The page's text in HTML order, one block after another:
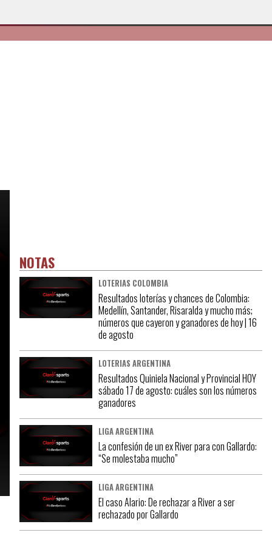
NOTAS
LOTERIAS COLOMBIA
Resultados loterías y chances de Colombia:
Medellín, Santander, Risaralda y mucho más;
números que cayeron y ganadores de hoy | 16
de agosto
LOTERIAS ARGENTINA
Resultados Quiniela Nacional y Provincial HOY
sábado 17 de agosto: cuáles son los números
ganadores
LIGA ARGENTINA
La confesión de un ex River para con Gallardo:
“Se molestaba mucho”
LIGA ARGENTINA
El caso Alario: De rechazar a River a ser
rechazado por Gallardo